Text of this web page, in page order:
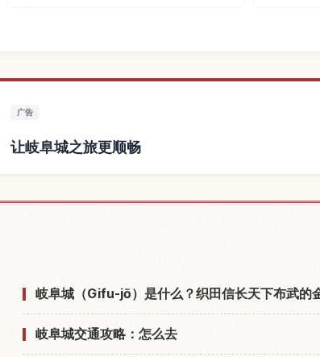
广告
让岐阜城之旅更顺畅
岐阜城（Gifu-jō）是什么？织田信长天下布武的
岐阜城交通攻略：怎么去